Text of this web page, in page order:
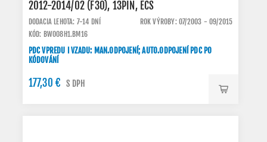
2012-2014/02 (F30), 13PIN, ECS
DODACIA LEHOTA: 7-14 DNÍ
ROK VÝROBY: 07/2003 - 09/2015
KÓD: BW008H1.BM16
PDC VPREDU I VZADU: MAN.ODPOJENÍ; AUTO.ODPOJENÍ PDC PO
KÓDOVÁNÍ
177,30 € S DPH